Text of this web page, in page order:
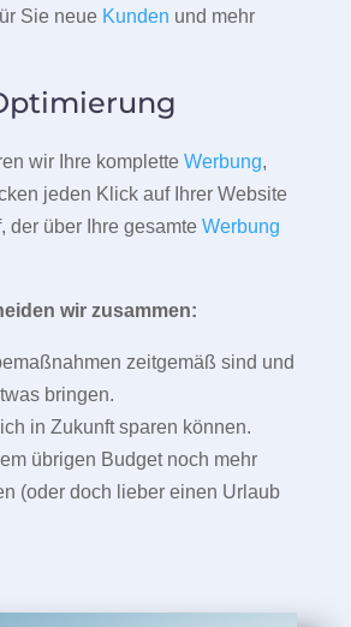
Sie neue Kunden und mehr
wir Ihre komplette Werbung,
jeden Klick auf Ihrer Website
der über Ihre gesamte Werbung
wir zusammen:
zeitgemäß sind und
bringen.
in Zukunft sparen können.
übrigen Budget noch mehr
(oder doch lieber einen Urlaub